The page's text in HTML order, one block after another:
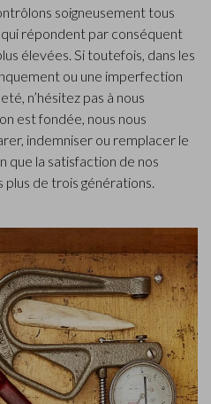
soigneusement tous
répondent par conséquent
élevées. Si toutefois, dans les
ou une imperfection
n’hésitez pas à nous
est fondée, nous nous
indemniser ou remplacer le
que la satisfaction de nos
de trois générations.